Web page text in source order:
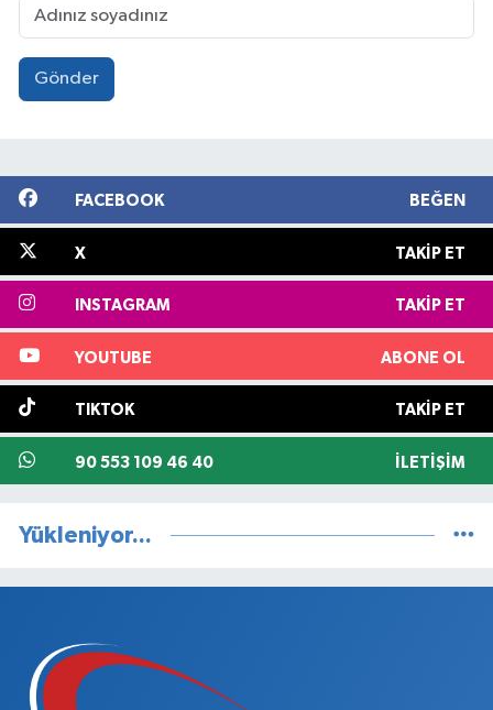
Gönder
FACEBOOK BEĞEN
X TAKIP ET
INSTAGRAM TAKIP ET
YOUTUBE ABONE OL
TIKTOK TAKIP ET
90 553 109 46 40 İLETIŞIM
Yükleniyor...